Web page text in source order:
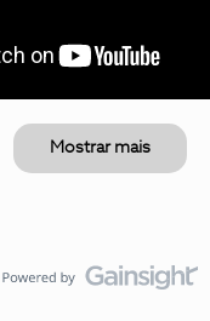
Mostrar mais